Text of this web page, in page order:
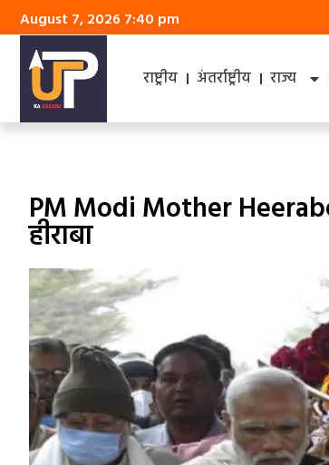
August 7, 2026 7:40 pm
राष्ट्रीय अंतर्राष्ट्रीय राज्य
PM Modi Mother
हीराबा